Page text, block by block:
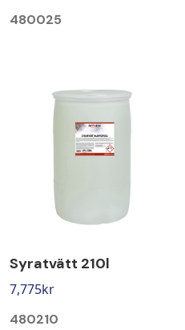
480025
Syratvätt 210l
7,775kr
480210